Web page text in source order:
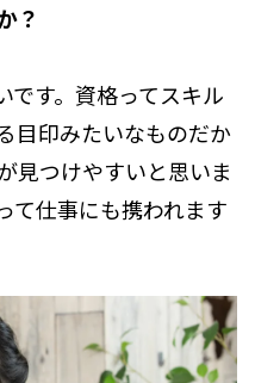
？
です。資格ってスキル
目印みたいなものだか
見つけやすいと思いま
て仕事にも携われます